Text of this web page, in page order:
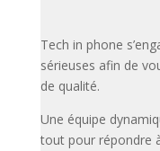
Tech in phone
sérieuses afin de
de qualité.
Une équipe
tout pour répondre